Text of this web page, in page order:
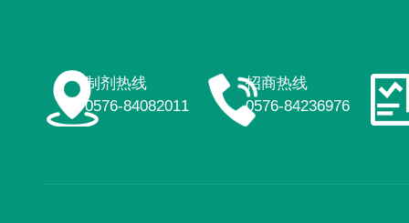
制剂热线
0576-84082011
招商热线
0576-84236976